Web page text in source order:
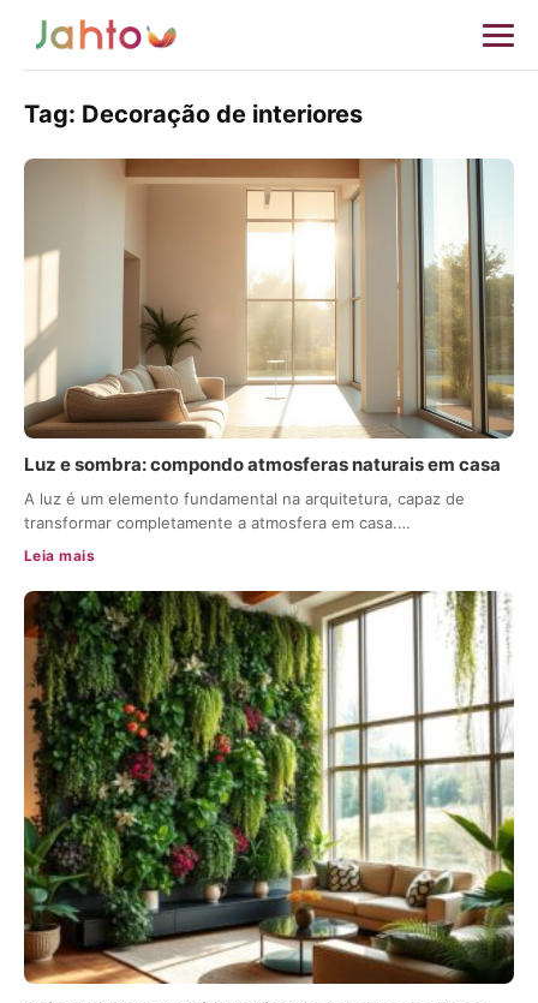
Tag: Decoração de interiores
Luz e sombra: compondo atmosferas naturais em casa
A luz é um elemento fundamental na arquitetura, capaz de
transformar completamente a atmosfera em casa.…
Leia mais